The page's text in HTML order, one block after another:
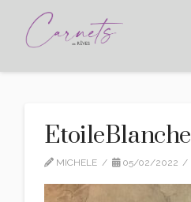
EtoileBlanche
MICHELE 05/02/2022